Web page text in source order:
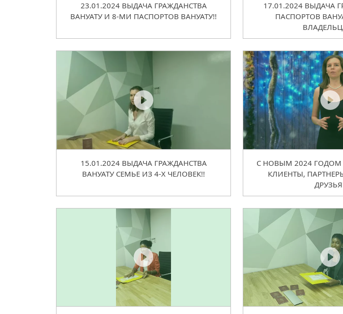
23.01.2024 ВЫДАЧА ГРАЖДАНСТВА
ВАНУАТУ И 8-МИ ПАСПОРТОВ ВАНУАТУ!!
17.01.2024 ВЫДАЧА
ПАСПОРТОВ
15.01.2024 ВЫДАЧА ГРАЖДАНСТВА
ВАНУАТУ СЕМЬЕ ИЗ 4-Х ЧЕЛОВЕК!!
С НОВЫМ 2024
КЛИЕНТЫ,